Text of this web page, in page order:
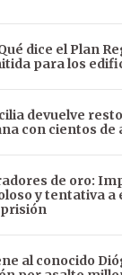
dice el Plan
para los
devuelve
con cientos de
de oro:
y tentativa a
al conocido